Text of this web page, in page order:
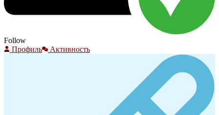
Follow
Профиль
Активность